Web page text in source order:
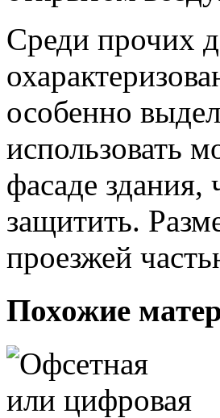
Среди прочих
особенно
использовать
фасаде здания,
защитить.
проезжей
Похожие